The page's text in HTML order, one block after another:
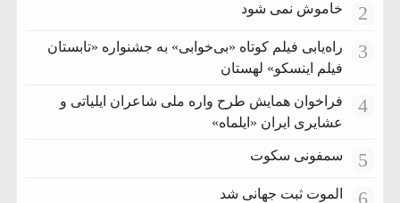
2 خاموش نمی شود
3
راه‌یابی فیلم کوتاه «بی‌خوابی» به جشنواره «تابستان
فیلم اینسکو» لهستان
4
فراخوان همایش طرح واره ملی شاعران ایلیاتی و
عشایری ایران «ایلماه»
5 سمفونی سکوت
6 الموت ثبت جهانی شد